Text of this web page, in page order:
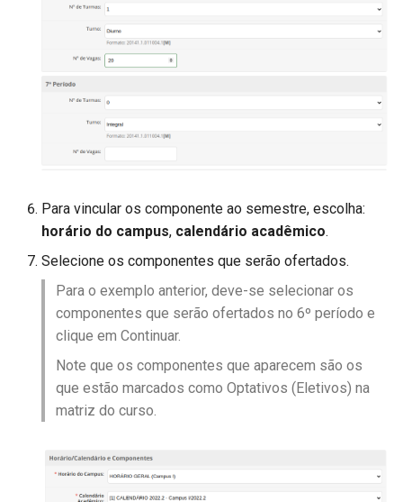
Para vincular os componente ao semestre, escolha:​
horário do campus, calendário acadêmico.
Selecione os componentes que serão ofertados.
Para o exemplo anterior, deve-se selecionar os
componentes que serão ofertados no 6º período e
clique em Continuar.​
Note que os componentes que aparecem são os
que estão marcados como Optativos (Eletivos) na
matriz do curso.